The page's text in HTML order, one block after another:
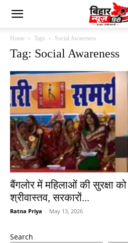
Home Tags Social Awareness
Tag: Social Awareness
बैंगलोर में महिलाओं की सुरक्षा
श्रीवास्तव, सरकारों...
Ratna Priya - May 13, 2026
Search